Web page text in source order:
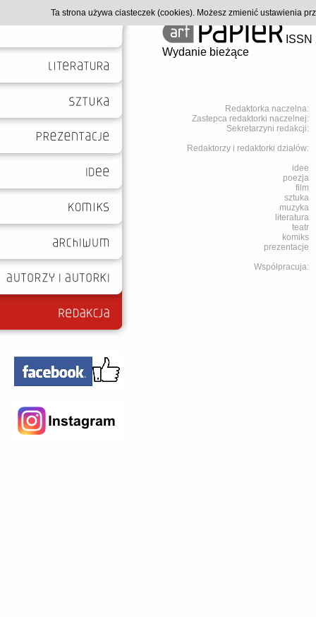
Wydanie bieżące
Redaktorka naczelna:
Zastepca redaktorki naczelnej:
Sekretarzyni redakcji:
Redaktorzy i redaktorki działów:
idee
poezja
film
sztuka
muzyka
literatura
teatr
komiks
prezentacje
Współpracuja:
Ta strona używa ciasteczek (cookies). Możesz zmienić ustawienia